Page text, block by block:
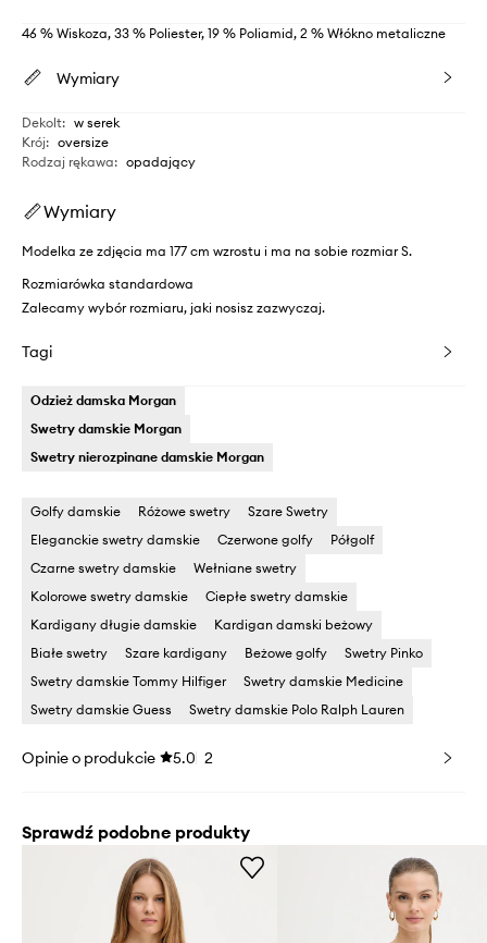
46 % Wiskoza, 33 % Poliester, 19 % Poliamid, 2 % Włókno metaliczne
Wymiary
Dekolt: w serek
Krój: oversize
Rodzaj rękawa: opadający
Wymiary
Modelka ze zdjęcia ma 177 cm wzrostu i ma na sobie rozmiar S.
Rozmiarówka standardowa
Zalecamy wybór rozmiaru, jaki nosisz zazwyczaj.
Tagi
Odzież damska Morgan
Swetry damskie Morgan
Swetry nierozpinane damskie Morgan
Golfy damskie Różowe swetry
Szare Swetry
Eleganckie swetry damskie
Czerwone golfy
Półgolf
Czarne swetry damskie
Wełniane swetry
Kolorowe swetry damskie
Ciepłe swetry damskie
Kardigany długie damskie
Kardigan damski beżowy
Białe swetry
Szare kardigany Beżowe golfy
Swetry Pinko
Swetry damskie Tommy Hilfiger
Swetry damskie Medicine
Swetry damskie Guess
Swetry damskie Polo Ralph Lauren
Opinie o produkcie 5.0 2
Sprawdź podobne produkty